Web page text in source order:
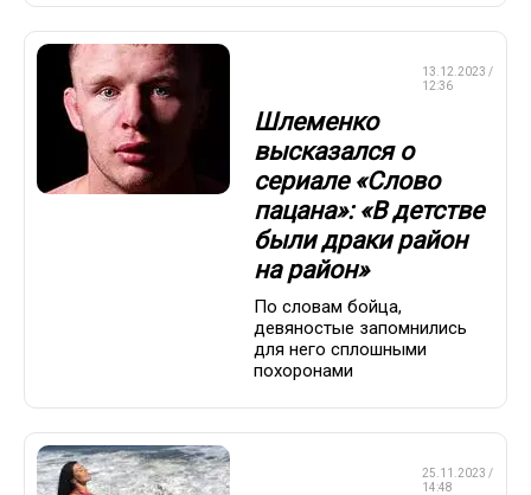
13.12.2023 /
12:36
Шлеменко
высказался о
сериале «Слово
пацана»: «В детстве
были драки район
на район»
По словам бойца,
девяностые запомнились
для него сплошными
похоронами
25.11.2023 /
14:48